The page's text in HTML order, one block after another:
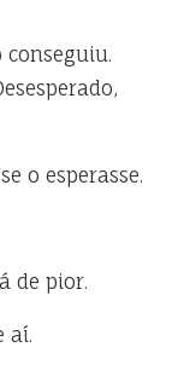
conseguiu.
o esperasse.
de pior.
aí.